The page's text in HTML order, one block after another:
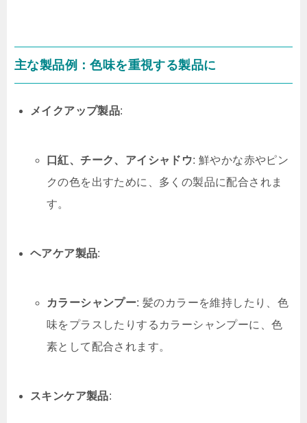
主な製品例：色味を重視する製品に
メイクアップ製品:
口紅、チーク、アイシャドウ: 鮮やかな赤やピン
クの色を出すために、多くの製品に配合されま
す。
ヘアケア製品:
カラーシャンプー: 髪のカラーを維持したり、色
味をプラスしたりするカラーシャンプーに、色
素として配合されます。
スキンケア製品: